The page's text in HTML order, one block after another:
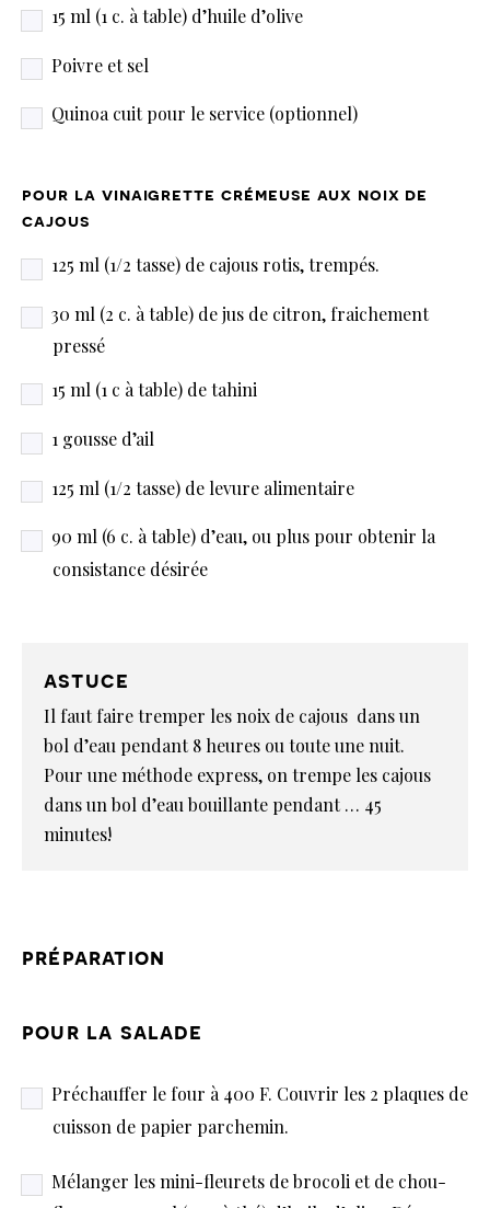
15 ml (1 c. à table) d’huile d’olive
Poivre et sel
Quinoa cuit pour le service (optionnel)
pour la vinaigrette crémeuse aux noix de
cajous
125 ml (1/2 tasse) de cajous rotis, trempés.
30 ml (2 c. à table) de jus de citron, fraichement
pressé
15 ml (1 c à table) de tahini
1 gousse d’ail
125 ml (1/2 tasse) de levure alimentaire
90 ml (6 c. à table) d’eau, ou plus pour obtenir la
consistance désirée
astuce
Il faut faire tremper les noix de cajous dans un
bol d’eau pendant 8 heures ou toute une nuit.
Pour une méthode express, on trempe les cajous
dans un bol d’eau bouillante pendant … 45
minutes!
préparation
pour la salade
Préchauffer le four à 400 F. Couvrir les 2 plaques de
cuisson de papier parchemin.
Mélanger les mini-fleurets de brocoli et de chou-